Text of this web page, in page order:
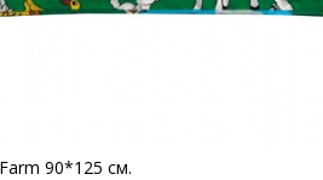
90*125 см.